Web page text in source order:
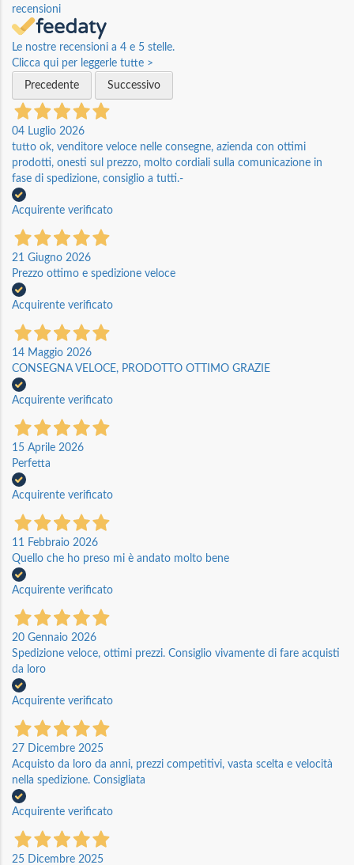
recensioni
Le nostre recensioni a 4 e 5 stelle.
Clicca qui per leggerle tutte >
Precedente
Successivo
04 Luglio 2026
tutto ok, venditore veloce nelle consegne, azienda con ottimi
prodotti, onesti sul prezzo, molto cordiali sulla comunicazione in
fase di spedizione, consiglio a tutti.-
Acquirente verificato
21 Giugno 2026
Prezzo ottimo e spedizione veloce
Acquirente verificato
14 Maggio 2026
CONSEGNA VELOCE, PRODOTTO OTTIMO GRAZIE
Acquirente verificato
15 Aprile 2026
Perfetta
Acquirente verificato
11 Febbraio 2026
Quello che ho preso mi è andato molto bene
Acquirente verificato
20 Gennaio 2026
Spedizione veloce, ottimi prezzi. Consiglio vivamente di fare acquisti
da loro
Acquirente verificato
27 Dicembre 2025
Acquisto da loro da anni, prezzi competitivi, vasta scelta e velocità
nella spedizione. Consigliata
Acquirente verificato
25 Dicembre 2025